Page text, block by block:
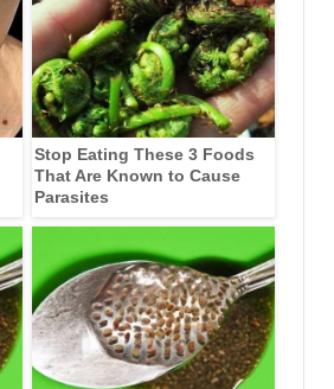
Stop Eating These 3 Foods
That Are Known to Cause
Parasites